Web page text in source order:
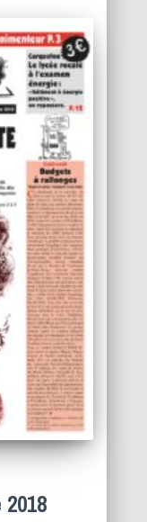
2018